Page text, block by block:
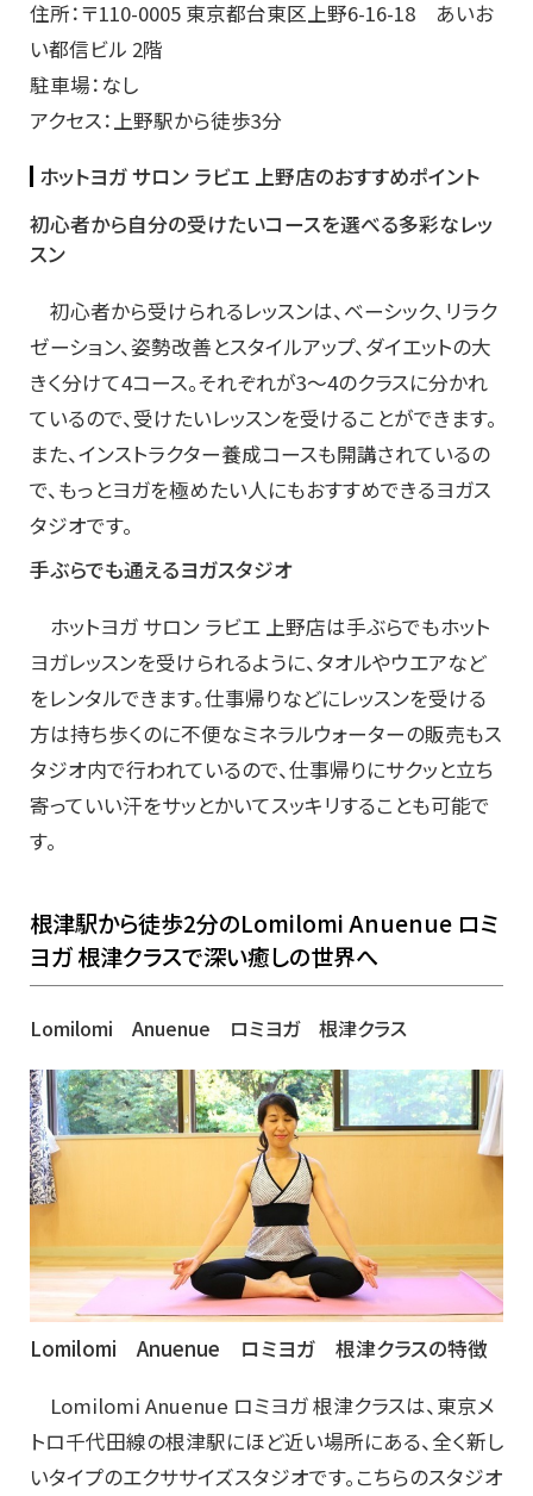
住所：〒110-0005 東京都台東区上野6-16-18 あいお
い都信ビル 2階
駐車場：なし
アクセス：上野駅から徒歩3分
ホットヨガ サロン ラビエ 上野店のおすすめポイント
初心者から自分の受けたいコースを選べる多彩なレッ
スン
初心者から受けられるレッスンは、ベーシック、リラク
ゼーション、姿勢改善とスタイルアップ、ダイエットの大
きく分けて4コース。それぞれが3～4のクラスに分かれ
ているので、受けたいレッスンを受けることができます。
また、インストラクター養成コースも開講されているの
で、もっとヨガを極めたい人にもおすすめできるヨガス
タジオです。
手ぶらでも通えるヨガスタジオ
ホットヨガ サロン ラビエ 上野店は手ぶらでもホット
ヨガレッスンを受けられるように、タオルやウエアなど
をレンタルできます。仕事帰りなどにレッスンを受ける
方は持ち歩くのに不便なミネラルウォーターの販売もス
タジオ内で行われているので、仕事帰りにサクッと立ち
寄っていい汗をサッとかいてスッキリすることも可能で
す。
根津駅から徒歩2分のLomilomi Anuenue ロミ
ヨガ 根津クラスで深い癒しの世界へ
Lomilomi Anuenue ロミヨガ 根津クラス
Lomilomi Anuenue ロミヨガ 根津クラスの特徴
Lomilomi Anuenue ロミヨガ 根津クラスは、東京メ
トロ千代田線の根津駅にほど近い場所にある、全く新し
いタイプのエクササイズスタジオです。こちらのスタジオ